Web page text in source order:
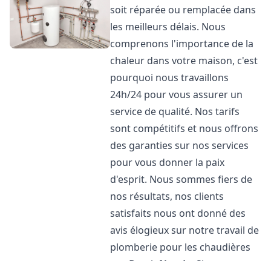
soit réparée ou remplacée dans
les meilleurs délais. Nous
comprenons l'importance de la
chaleur dans votre maison, c'est
pourquoi nous travaillons
24h/24 pour vous assurer un
service de qualité. Nos tarifs
sont compétitifs et nous offrons
des garanties sur nos services
pour vous donner la paix
d'esprit. Nous sommes fiers de
nos résultats, nos clients
satisfaits nous ont donné des
avis élogieux sur notre travail de
plomberie pour les chaudières